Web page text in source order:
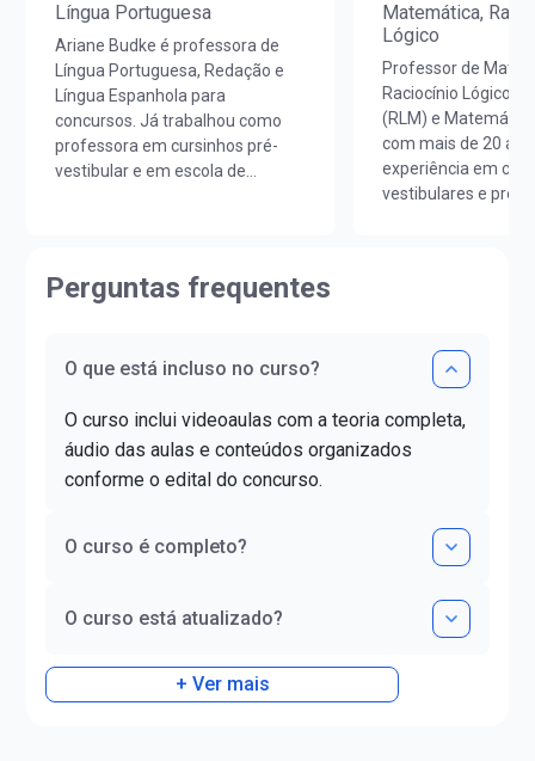
Língua Portuguesa
Ariane Budke é professora de
Língua Portuguesa, Redação e
Língua Espanhola para
concursos. Já trabalhou como
professora em cursinhos pré-
vestibular e em escola de
Letras da Universidade de Lisboa
graduada em Docência do Ensino
Letras pela UNIOESTE. Obteve
certificado DELE de proficiência
nível C1.
Matemática,
Lógico
Professor de
Raciocínio Lógico
(RLM) e
com mais de 20
experiência em
vestibulares e
aprovação de
alunos.Já ajudou
estudantes a
da aprovação!
Perguntas frequentes
O que está incluso no curso?
O curso inclui videoaulas com a teoria completa,
áudio das aulas e conteúdos organizados
conforme o edital do concurso.
O curso é completo?
O curso está atualizado?
+ Ver mais